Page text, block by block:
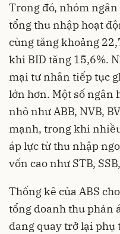
Trong đó, nhóm
tổng thu nhập hoạt
cùng tăng khoảng
khi BID tăng 15,6%.
mại tư nhân tiếp tục
lớn hơn. Một số ngân
nhỏ như ABB, NVB,
mạnh, trong khi
áp lực từ thu nhập
vốn cao như STB,
Thống kê của ABS
tổng doanh thu phản
đang quay trở lại phụ